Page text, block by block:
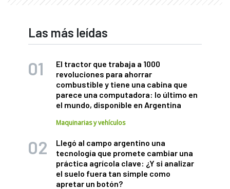
Las más leídas
El tractor que trabaja a 1000
revoluciones para ahorrar
combustible y tiene una cabina que
parece una computadora: lo último en
el mundo, disponible en Argentina
Maquinarias y vehículos
Llegó al campo argentino una
tecnología que promete cambiar una
práctica agrícola clave: ¿Y si analizar
el suelo fuera tan simple como
apretar un botón?